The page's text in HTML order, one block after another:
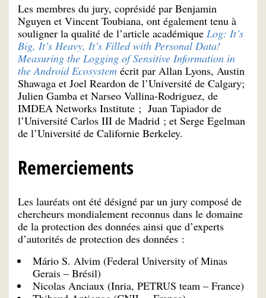
Les membres du jury, coprésidé par Benjamin
Nguyen et Vincent Toubiana, ont également tenu à
souligner la qualité de l’article académique Log: It’s
Big, It’s Heavy, It’s Filled with Personal Data!
Measuring the Logging of Sensitive Information in
the Android Ecosystem écrit par Allan Lyons, Austin
Shawaga et Joel Reardon de l’Université de Calgary;
Julien Gamba et Narseo Vallina-Rodriguez, de
IMDEA Networks Institute ; Juan Tapiador de
l’Université Carlos III de Madrid ; et Serge Egelman
de l’Université de Californie Berkeley.
Remerciements
Les lauréats ont été désigné par un jury composé de
chercheurs mondialement reconnus dans le domaine
de la protection des données ainsi que d’experts
d’autorités de protection des données :
Mário S. Alvim (Federal University of Minas
Gerais – Brésil)
Nicolas Anciaux (Inria, PETRUS team – France)